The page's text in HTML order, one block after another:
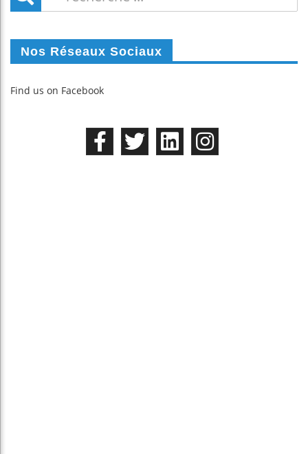
Nos Réseaux Sociaux
Find us on Facebook